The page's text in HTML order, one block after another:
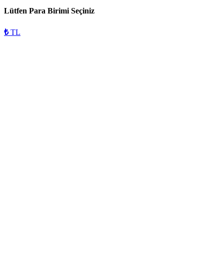
Lütfen Para Birimi Seçiniz
₺TL